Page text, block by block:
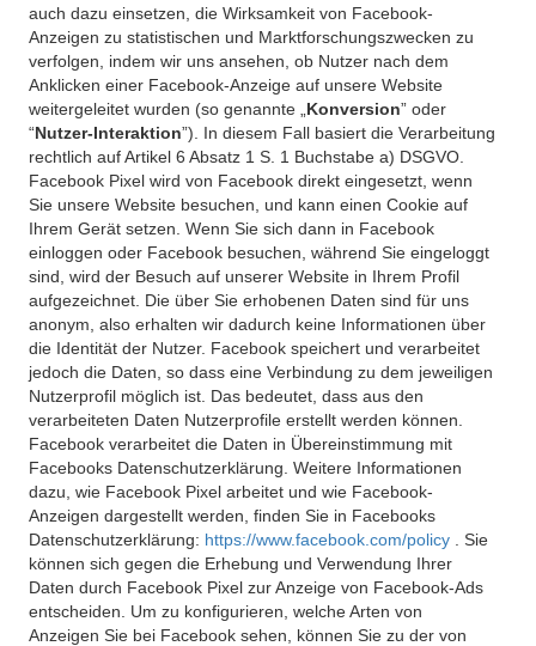
auch dazu einsetzen, die Wirksamkeit von Facebook-
Anzeigen zu statistischen und Marktforschungszwecken zu
verfolgen, indem wir uns ansehen, ob Nutzer nach dem
Anklicken einer Facebook-Anzeige auf unsere Website
weitergeleitet wurden (so genannte „ Konversion” oder
“Nutzer-Interaktion”). In diesem Fall basiert die Verarbeitung
rechtlich auf Artikel 6 Absatz 1 S. 1 Buchstabe a) DSGVO.
Facebook Pixel wird von Facebook direkt eingesetzt, wenn
Sie unsere Website besuchen, und kann einen Cookie auf
Ihrem Gerät setzen. Wenn Sie sich dann in Facebook
einloggen oder Facebook besuchen, während Sie eingeloggt
sind, wird der Besuch auf unserer Website in Ihrem Profil
aufgezeichnet. Die über Sie erhobenen Daten sind für uns
anonym, also erhalten wir dadurch keine Informationen über
die Identität der Nutzer. Facebook speichert und verarbeitet
jedoch die Daten, so dass eine Verbindung zu dem jeweiligen
Nutzerprofil möglich ist. Das bedeutet, dass aus den
verarbeiteten Daten Nutzerprofile erstellt werden können.
Facebook verarbeitet die Daten in Übereinstimmung mit
Facebooks Datenschutzerklärung. Weitere Informationen
dazu, wie Facebook Pixel arbeitet und wie Facebook-
Anzeigen dargestellt werden, finden Sie in Facebooks
Datenschutzerklärung: https://www.facebook.com/policy
. Sie
können sich gegen die Erhebung und Verwendung Ihrer
Daten durch Facebook Pixel zur Anzeige von Facebook-Ads
entscheiden. Um zu konfigurieren, welche Arten von
Anzeigen Sie bei Facebook sehen, können Sie zu der von